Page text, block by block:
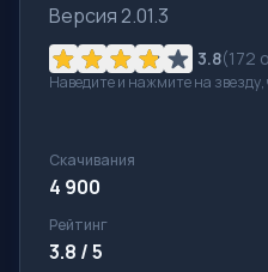
Версия 2.01.3
3.8(172
Наведите и нажмите на звезду,
Скачивания
4 900
Рейтинг
3.8 / 5